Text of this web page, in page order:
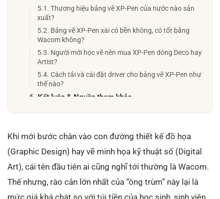
5.1. Thương hiệu bảng vẽ XP-Pen của nước nào sản
xuất?
5.2. Bảng vẽ XP-Pen xài có bền không, có tốt bằng
Wacom không?
5.3. Người mới học vẽ nên mua XP-Pen dòng Deco hay
Artist?
5.4. Cách tải và cài đặt driver cho bảng vẽ XP-Pen như
thế nào?
6. Kết luận & Nguồn tham khảo
Khi mới bước chân vào con đường thiết kế đồ họa
(Graphic Design) hay vẽ minh họa kỹ thuật số (Digital
Art), cái tên đầu tiên ai cũng nghĩ tới thường là Wacom.
Thế nhưng, rào cản lớn nhất của “ông trùm” này lại là